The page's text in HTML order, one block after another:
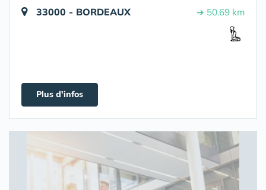
33000 - BORDEAUX ➔ 50.69 km
Plus d'infos